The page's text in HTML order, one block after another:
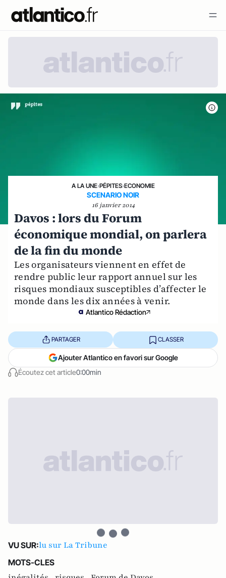
A LA UNE›PÉPITES›ECONOMIE
SCENARIO NOIR
16 janvier 2014
Davos : lors du Forum
économique mondial, on parlera
de la fin du monde
Les organisateurs viennent en effet de
rendre public leur rapport annuel sur les
risques mondiaux susceptibles d’affecter le
monde dans les dix années à venir.
Atlantico Rédaction
Écoutez cet article0:00min
PARTAGER CLASSER
Ajouter Atlantico en favori sur Google
VU SUR:lu sur La Tribune
MOTS-CLES